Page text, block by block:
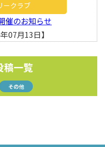
ークラブ
催のお知らせ
07月13日】
稿一覧
その他